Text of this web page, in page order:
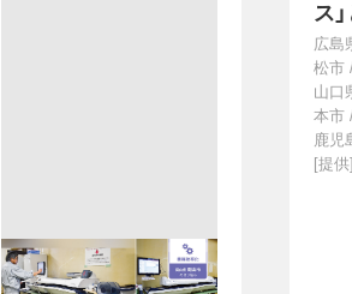
ス
ト
る
で
広島
松市
山口
本市
鹿児
[提供]